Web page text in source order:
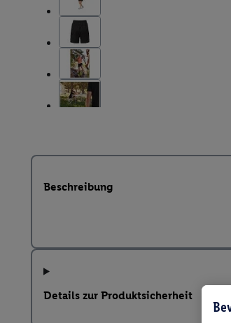
Beschreibung
Details zur Produktsicherheit